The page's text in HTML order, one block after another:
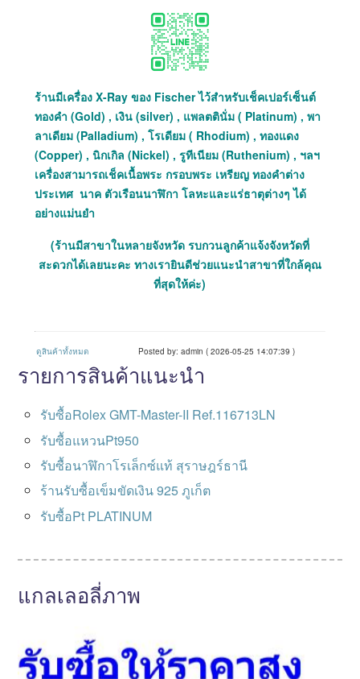
ร้านมีเครื่อง X-Ray ของ Fischer ไว้สำหรับเช็คเปอร์เซ็นต์
ทองคำ (Gold) , เงิน (silver) , แพลตตินั่ม ( Platinum) , พา
ลาเดียม (Palladium) , โรเดียม ( Rhodium) , ทองแดง
(Copper) , นิกเกิล (Nickel) , รูทีเนียม (Ruthenium) , ฯลฯ
เครื่องสามารถเช็คเนื้อพระ กรอบพระ เหรียญ ทองคำต่าง
ประเทศ นาค ตัวเรือนนาฬิกา โลหะและแร่ธาตุต่างๆ ได้
อย่างแม่นยำ
(ร้านมีสาขาในหลายจังหวัด รบกวนลูกค้าแจ้งจังหวัดที่
สะดวกได้เลยนะคะ ทางเรายินดีช่วยแนะนำสาขาที่ใกล้คุณ
ที่สุดให้ค่ะ)
ดูสินค้าทั้งหมด Posted by: admin ( 2026-05-25 14:07:39 )
รายการสินค้าแนะนำ
รับซื้อRolex GMT-Master-II Ref.116713LN
รับซื้อแหวนPt950
รับซื้อนาฬิกาโรเล็กซ์แท้ สุราษฎร์ธานี
ร้านรับซื้อเข็มขัดเงิน 925 ภูเก็ต
รับซื้อPt PLATINUM
แกลเลอลี่ภาพ